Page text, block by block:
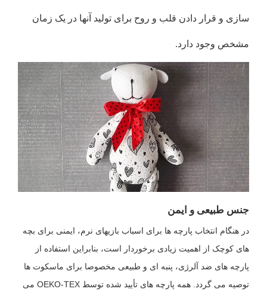
سازی و قرار دادن قلب و روح برای تولید آنها در یک زمان
مشخص وجود دارد.
جنس طبیعی و ایمن
در هنگام انتخاب پارچه ها برای اسباب بازیهای نرم، ایمنی برای بچه
های کوچک از اهمیت زیادی برخوردار است، بنابراین استفاده از
پارچه های ضد آلرژی، پنبه ای و طبیعی مخصوصا برای ماسکوت ها
توصیه می گردد. همه پارچه های تأیید شده توسط OEKO-TEX می